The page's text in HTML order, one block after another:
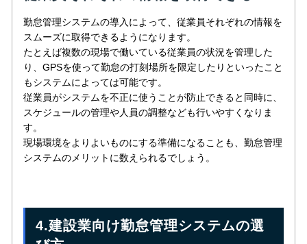
勤怠管理システムの導入によって、従業員それぞれの情報を
スムーズに取得できるようになります。
たとえば複数の現場で働いている従業員の状況を管理した
り、GPSを使って勤怠の打刻場所を限定したりといったこと
もシステムによっては可能です。
従業員がシステムを不正に使うことが防止できると同時に、
スケジュールの管理や人員の調整なども行いやすくなりま
す。
現場環境をよりよいものにする準備になることも、勤怠管理
システムのメリットに数えられるでしょう。
4.建設業向け勤怠管理システムの選